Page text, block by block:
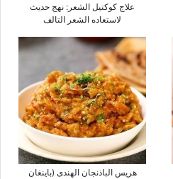
علاج کوکتیل الشعر: نهج حدیث
لاستعاده الشعر التالف
هریس الباذنجان الهندی (باینغان